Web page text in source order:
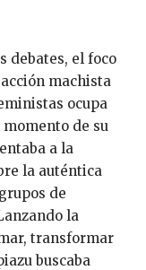
machista
ocupa
momento de su
a la
la auténtica
de
la
transformar
buscaba